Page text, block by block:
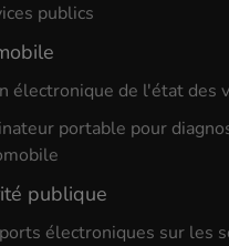
publics
électronique de l'état des
portable pour
publique
électroniques sur les